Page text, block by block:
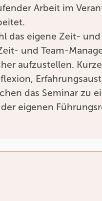
Arbeit im
das eigene Zeit-
und Team-
aufzustellen.
das Seminar zu
eigenen